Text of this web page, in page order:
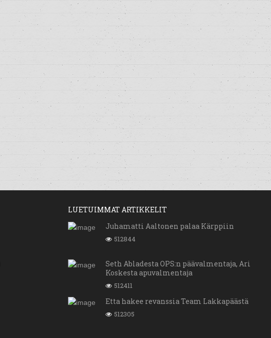
LUETUIMMAT ARTIKKELIT
Juhamatti Aaltonen palaa Kärppiin
512844
Seth Abladesta OPS:n päävalmentaja, Ari
Koskesta apuvalmentaja
512411
Etta hakee revanssia Team Lakkapäästä
512305